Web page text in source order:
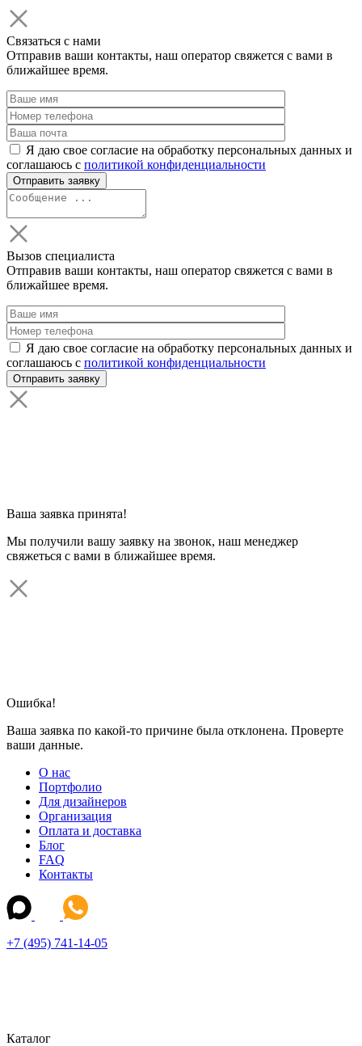
Связаться с нами
Отправив ваши контакты, наш оператор свяжется с вами в
ближайшее время.
Я даю свое согласие на обработку персональных данных и
соглашаюсь с политикой конфиденциальности
Вызов специалиста
Отправив ваши контакты, наш оператор свяжется с вами в
ближайшее время.
Я даю свое согласие на обработку персональных данных и
соглашаюсь с политикой конфиденциальности
Ваша заявка принята!
Мы получили вашу заявку на звонок, наш менеджер
свяжеться с вами в ближайшее время.
Ошибка!
Ваша заявка по какой-то причине была отклонена. Проверте
ваши данные.
О нас
Портфолио
Для дизайнеров
Организация
Оплата и доставка
Блог
FAQ
Контакты
+7 (495) 741-14-05
Каталог